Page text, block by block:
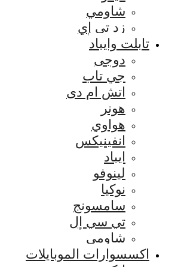
شاومي
زد تي إي
تابلت وايباد
دوجى
جي تاب
اتش ام دى
هونر
هواوي
انفينيكس
ايباد
لينوفو
نوكيا
سامسونج
تي سي إل
شاومي
اكسسوارات الموبايلات